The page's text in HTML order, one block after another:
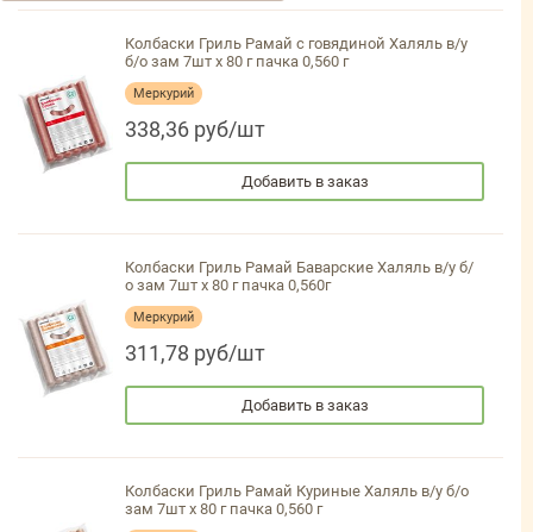
Колбаски Гриль Рамай с говядиной Халяль в/у
б/о зам 7шт х 80 г пачка 0,560 г
Меркурий
338,36 руб/шт
Добавить в заказ
Колбаски Гриль Рамай Баварские Халяль в/у б/
о зам 7шт х 80 г пачка 0,560г
Меркурий
311,78 руб/шт
Добавить в заказ
Колбаски Гриль Рамай Куриные Халяль в/у б/о
зам 7шт х 80 г пачка 0,560 г